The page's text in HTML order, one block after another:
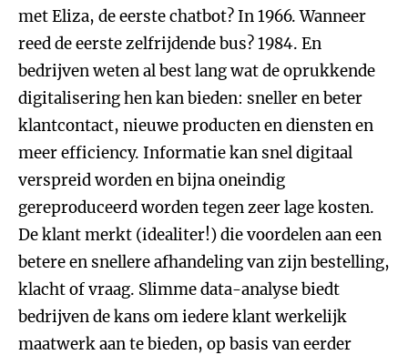
met Eliza, de eerste chatbot? In 1966. Wanneer
reed de eerste zelfrijdende bus? 1984. En
bedrijven weten al best lang wat de oprukkende
digitalisering hen kan bieden: sneller en beter
klantcontact, nieuwe producten en diensten en
meer efficiency. Informatie kan snel digitaal
verspreid worden en bijna oneindig
gereproduceerd worden tegen zeer lage kosten.
De klant merkt (idealiter!) die voordelen aan een
betere en snellere afhandeling van zijn bestelling,
klacht of vraag. Slimme data-analyse biedt
bedrijven de kans om iedere klant werkelijk
maatwerk aan te bieden, op basis van eerder